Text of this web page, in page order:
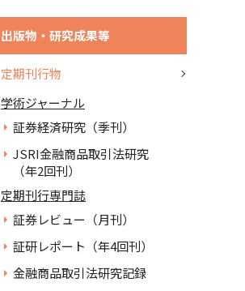
出版物・研究成果等
定期刊行物
学術ジャーナル
証券経済研究（季刊）
JSRI金融商品取引法研究
（年2回刊）
定期刊行専門誌
証券レビュー（月刊）
証研レポート（年4回刊）
金融商品取引法研究記録